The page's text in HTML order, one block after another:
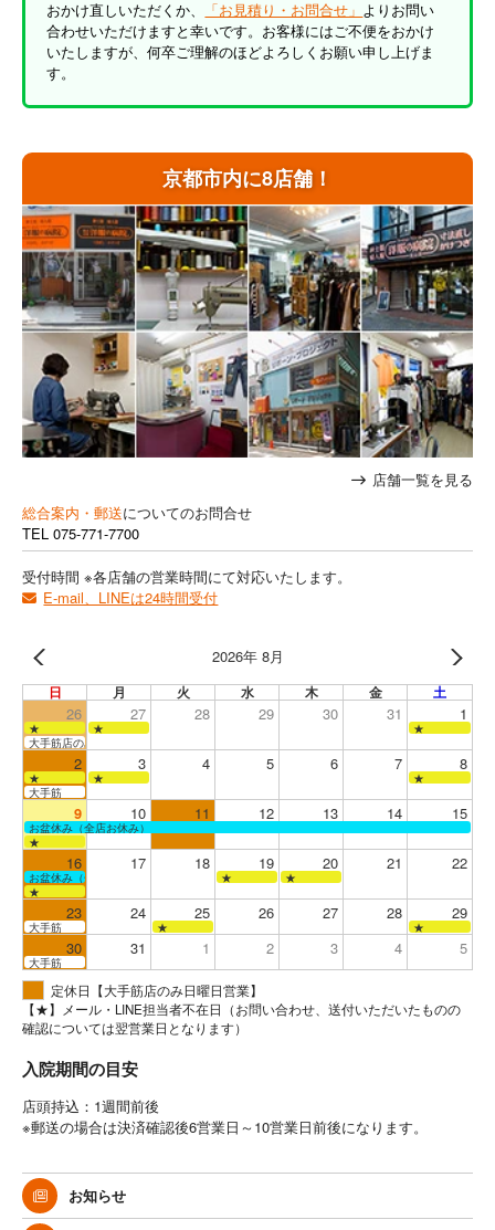
京都市内に8店舗！
店舗一覧を見る
総合案内・郵送についてのお問合せ
TEL 075-771-7700
受付時間 ※各店舗の営業時間にて対応いたします。
E-mail、LINEは24時間受付
2026年 8月
日 月 火 水 木 金 土
26 27 28 29 30 31 1
★ ★
★
大手筋店のみ営業
2 3 4 5 6 7 8
★ ★
★
大手筋
9 10 11 12 13 14 15
お盆休み（全店お休み）
★
16 17 18 19 20 21 22
お盆休み（全店お休み） ★
★
★
23 24 25 26 27 28 29
大手筋 ★ ★
30 31 1 2 3 4 5
大手筋
定休日【大手筋店のみ日曜日営業】
【★】メール・LINE担当者不在日（お問い合わせ、送付いただいたものの
確認については翌営業日となります）
入院期間の目安
店頭持込：1週間前後
※郵送の場合は決済確認後6営業日～10営業日前後になります。
お知らせ
おかけ直しいただくか、
「お見積り・お問合せ」 よりお問い
合わせいただけますと幸いです。お客様にはご不便をおかけ
いたしますが、何卒ご理解のほどよろしくお願い申し上げま
す。